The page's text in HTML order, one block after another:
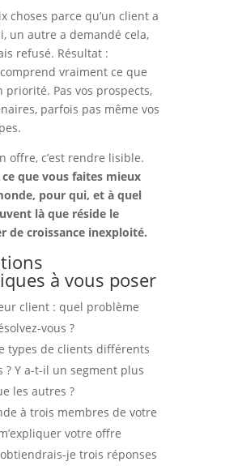
choses parce qu’un client a
un autre a demandé cela,
refusé. Résultat :
vraiment ce que
priorité. Pas vos prospects,
parfois pas même vos
offre, c’est rendre lisible.
ce que vous faites mieux
pour qui, et à quel
là que réside le
de croissance inexploité.
à vous poser
client : quel problème
vous ?
types de clients différents
? Y a-t-il un segment plus
les autres ?
à trois membres de votre
votre offre
je trois réponses